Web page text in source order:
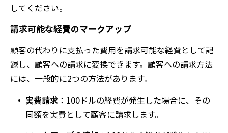
してください。
請求可能な経費のマークアップ
顧客の代わりに支払った費用を請求可能な経費として記
録し、顧客への請求に変換できます。顧客への請求方法
には、一般的に2つの方法があります。
実費請求 ：100ドルの経費が発生した場合に、その
同額を実費として顧客に請求します。